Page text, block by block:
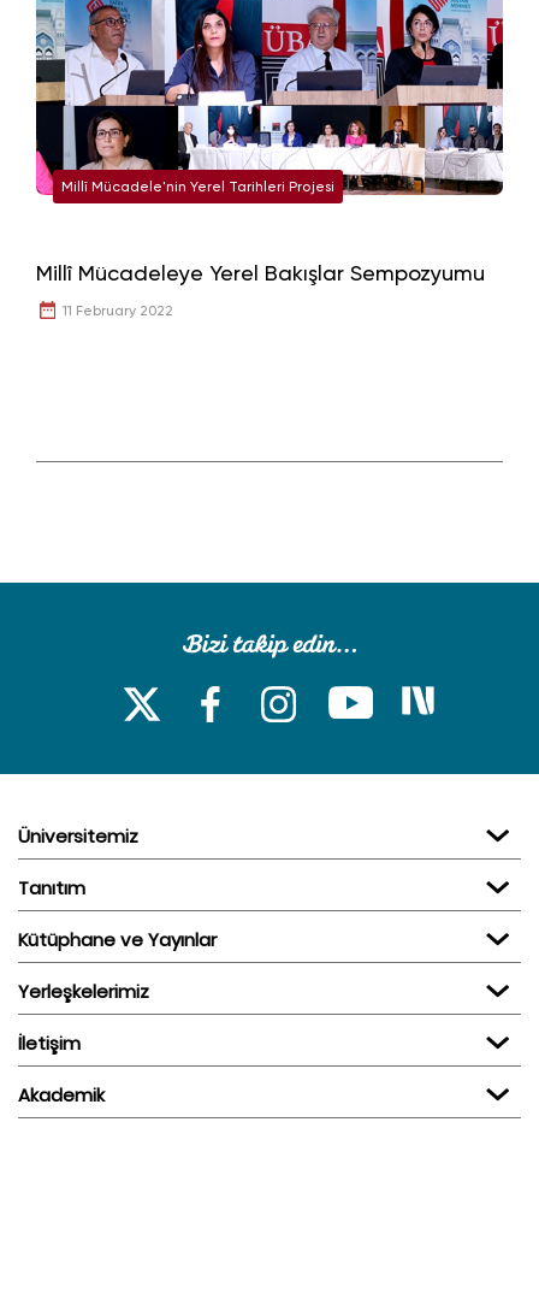
Millî Mücadele'nin Yerel Tarihleri Projesi
Millî Mücadeleye Yerel Bakışlar Sempozyumu
11 February 2022
Üniversitemiz
Tanıtım
Kütüphane ve Yayınlar
Yerleşkelerimiz
İletişim
Akademik